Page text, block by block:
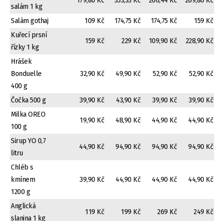
salám 1 kg
Salám gothaj 109 Kč 174,75 Kč 174,75 Kč
159 Kč
Kuřecí prsní
řízky 1 kg
159 Kč 229 Kč 109,90 Kč 228,90 Kč
Hrášek
Bonduelle
400 g
32,90 Kč 49,90 Kč 52,90 Kč 52,90 Kč
Čočka 500 g 39,90 Kč 43,90 Kč 39,90 Kč
39,90 Kč
Milka OREO
100 g
19,90 Kč 48,90 Kč 44,90 Kč 44,90 Kč
Sirup YO 0,7
litru
44,90 Kč 94,90 Kč 94,90 Kč 94,90 Kč
Chléb s
kmínem
1200 g
39,90 Kč 44,90 Kč 44,90 Kč 44,90 Kč
Anglická
slanina 1 kg
119 Kč 199 Kč 269 Kč 249 Kč